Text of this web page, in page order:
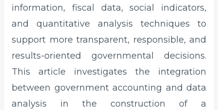
information, fiscal data, social indicators,
and quantitative analysis techniques to
support more transparent, responsible, and
results-oriented governmental decisions.
This article investigates the integration
between government accounting and data
analysis in the construction of a